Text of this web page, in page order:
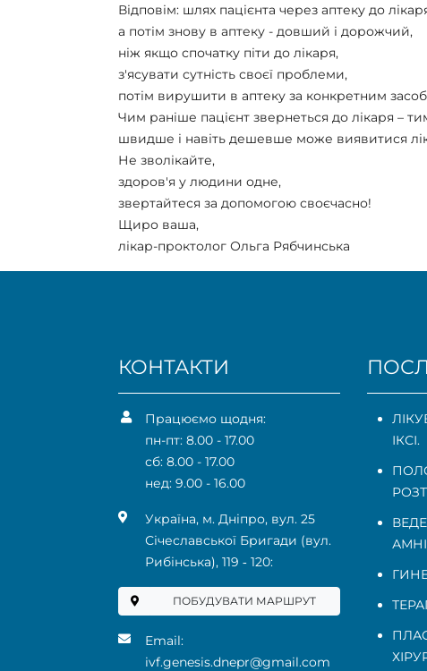
Відповім: шлях пацієнта через аптеку до
а потім знову в аптеку - довший і дорожчий,
ніж якщо спочатку піти до лікаря,
з'ясувати сутність своєї проблеми,
потім вирушити в аптеку за конкретним
Чим раніше пацієнт звернеться до лікаря –
швидше і навіть дешевше може виявитися
Не зволікайте,
здоров'я у людини одне,
звертайтеся за допомогою своєчасно!
Щиро ваша,
лікар-проктолог Ольга Рябчинська
КОНТАКТИ
Працюємо щодня:
пн-пт: 8.00 - 17.00
сб: 8.00 - 17.00
нед: 9.00 - 16.00
Українa, м. Дніпро, вул. 25
Січеславської Бригади (вул.
Рибінська), 119 ‑ 120:
ПОБУДУВАТИ МАРШРУТ
Email:
ivf.genesis.dnepr@gmail.com
ІКСІ.